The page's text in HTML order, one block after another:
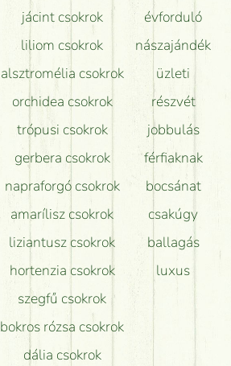
jácint csokrok
liliom csokrok
alsztromélia csokrok
orchidea csokrok
trópusi csokrok
gerbera csokrok
napraforgó csokrok
amarílisz csokrok
liziantusz csokrok
hortenzia csokrok
szegfű csokrok
bokros rózsa csokrok
dália csokrok
évforduló
nászajándék
üzleti
részvét
jobbulás
férfiaknak
bocsánat
csakúgy
ballagás
luxus